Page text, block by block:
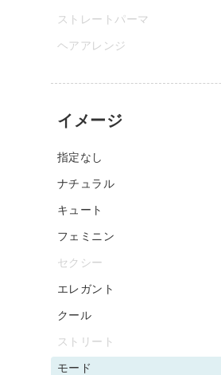
ストレートパーマ
ヘアアレンジ
イメージ
指定なし
ナチュラル
キュート
フェミニン
セクシー
エレガント
クール
ストリート
モード